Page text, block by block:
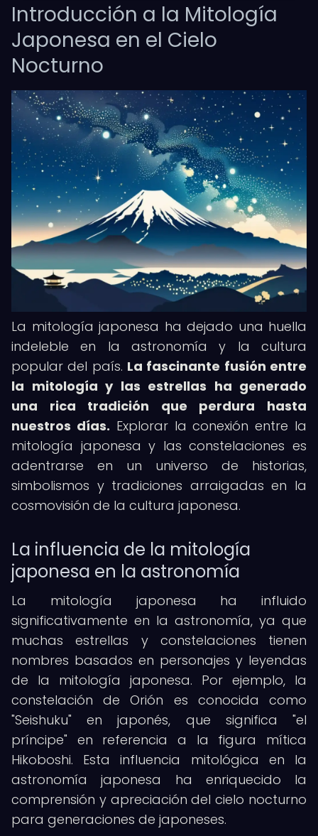
Introducción a la Mitología
Japonesa en el Cielo
Nocturno
La mitología japonesa ha dejado una huella
indeleble en la astronomía y la cultura
popular del país. La fascinante fusión entre
la mitología y las estrellas ha generado
una rica tradición que perdura hasta
nuestros días. Explorar la conexión entre la
mitología japonesa y las constelaciones es
adentrarse en un universo de historias,
simbolismos y tradiciones arraigadas en la
cosmovisión de la cultura japonesa.
La influencia de la mitología
japonesa en la astronomía
La mitología japonesa ha influido
significativamente en la astronomía, ya que
muchas estrellas y constelaciones tienen
nombres basados en personajes y leyendas
de la mitología japonesa. Por ejemplo, la
constelación de Orión es conocida como
"Seishuku" en japonés, que significa "el
príncipe" en referencia a la figura mítica
Hikoboshi. Esta influencia mitológica en la
astronomía japonesa ha enriquecido la
comprensión y apreciación del cielo nocturno
para generaciones de japoneses.